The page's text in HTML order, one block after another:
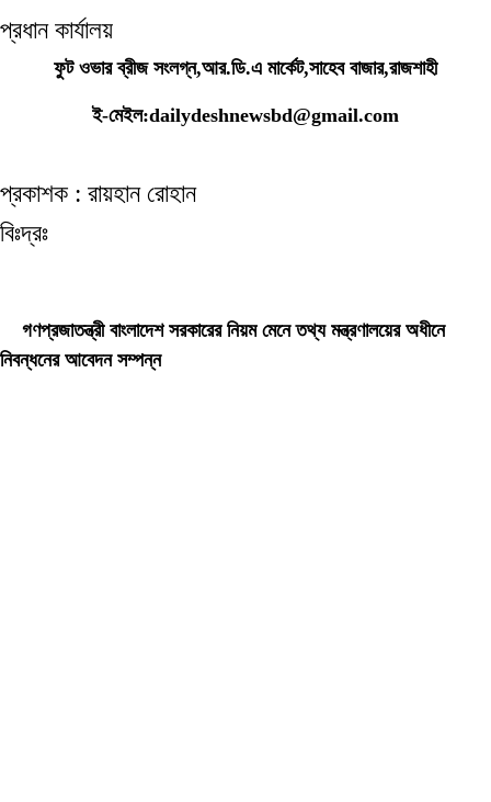
প্রধান কার্যালয়
ফুট ওভার ব্রীজ সংলগ্ন,আর.ডি.এ মার্কেট,সাহেব বাজার,রাজশাহী
ই-মেইল:dailydeshnewsbd@gmail.com
প্রকাশক : রায়হান রোহান
বিঃদ্রঃ
গণপ্রজাতন্ত্রী বাংলাদেশ সরকারের নিয়ম মেনে তথ্য মন্ত্রণালয়ের অধীনে
নিবন্ধনের আবেদন সম্পন্ন